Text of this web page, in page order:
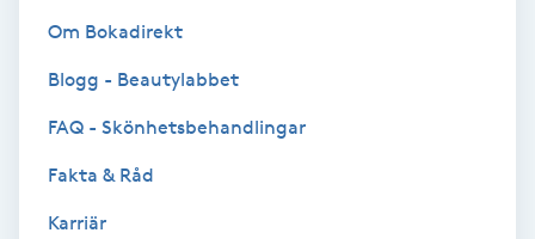
Triggerpunktsmassage
Trådning
Om Bokadirekt
Blogg - Beautylabbet
FAQ - Skönhetsbehandlingar
Fakta & Råd
Karriär